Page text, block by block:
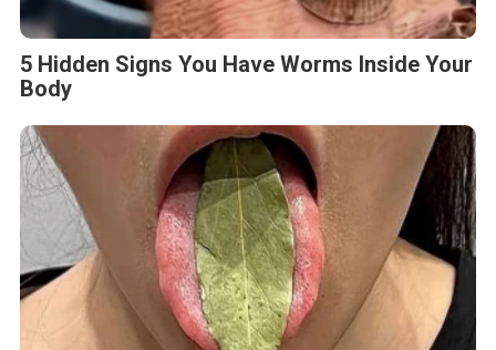
5 Hidden Signs You Have Worms Inside Your
Body